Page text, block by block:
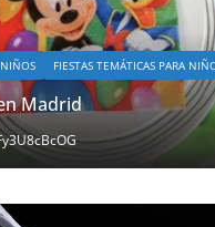
FIESTAS TEMÁTICAS PARA NIÑOS
Madrid